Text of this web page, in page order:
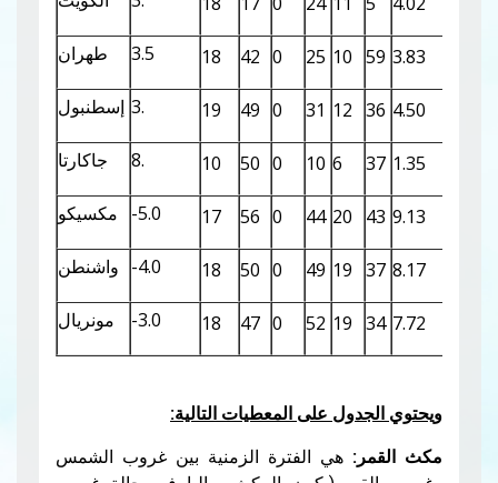
طهران 3.5 18 42 0 25 10 59 3.83
إسطنبول 3. 19 49 0 31 12 36 4.50
جاكارتا 8. 10 50 0 10 6 37 1.35
مكسيكو -5.0 17 56 0 44 20 43 9.13
واشنطن -4.0 18 50 0 49 19 37 8.17
مونريال -3.0 18 47 0 52 19 34 7.72
ويحتوي الجدول على المعطيات التالية:
مكث القمر: هي الفترة الزمنية بين غروب الشمس